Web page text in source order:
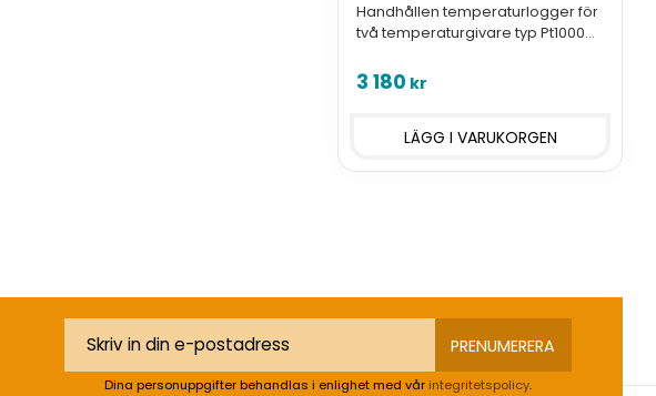
Handhållen temperaturlogger för
två temperaturgivare typ Pt1000
Commeter.
3 180 kr
PRENUMERERA
Dina personuppgifter behandlas i enlighet med vår integritetspolicy.